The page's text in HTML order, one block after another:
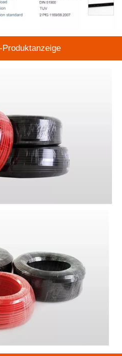
Produktanzeige